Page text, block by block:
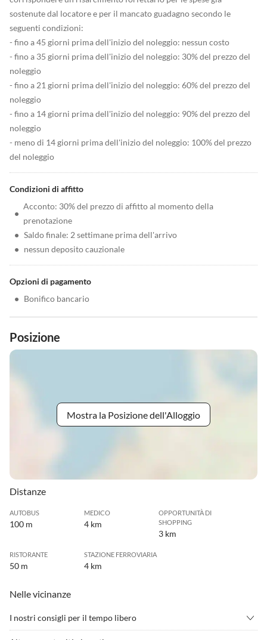
sostenute dal locatore e per il mancato guadagno secondo le
seguenti condizioni:
- fino a 45 giorni prima dell'inizio del noleggio: nessun costo
- fino a 35 giorni prima dell'inizio del noleggio: 30% del prezzo del
noleggio
- fino a 21 giorni prima dell'inizio del noleggio: 60% del prezzo del
noleggio
- fino a 14 giorni prima dell'inizio del noleggio: 90% del prezzo del
noleggio
- meno di 14 giorni prima dell'inizio del noleggio: 100% del prezzo
del noleggio
Condizioni di affitto
•
Acconto: 30% del prezzo di affitto al momento della
prenotazione
• Saldo finale: 2 settimane prima dell'arrivo
• nessun deposito cauzionale
Opzioni di pagamento
• Bonifico bancario
Posizione
Mostra la Posizione dell'Alloggio
Distanze
AUTOBUS
100 m
MEDICO
4 km
OPPORTUNITÀ DI
SHOPPING
3 km
RISTORANTE
50 m
STAZIONE FERROVIARIA
4 km
Nelle vicinanze
I nostri consigli per il tempo libero